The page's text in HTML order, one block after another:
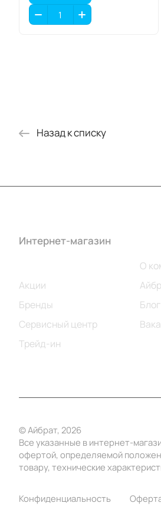
Назад к списку
Интернет-магазин
Акции
Бренды
Сервисный центр
Трейд-ин
О
Блог
© Айбрат, 2026
Все указанные в интернет-
офертой, определяемой
товару, технические
Конфиденциальность